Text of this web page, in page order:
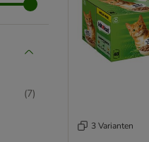
(7)
3 Varianten